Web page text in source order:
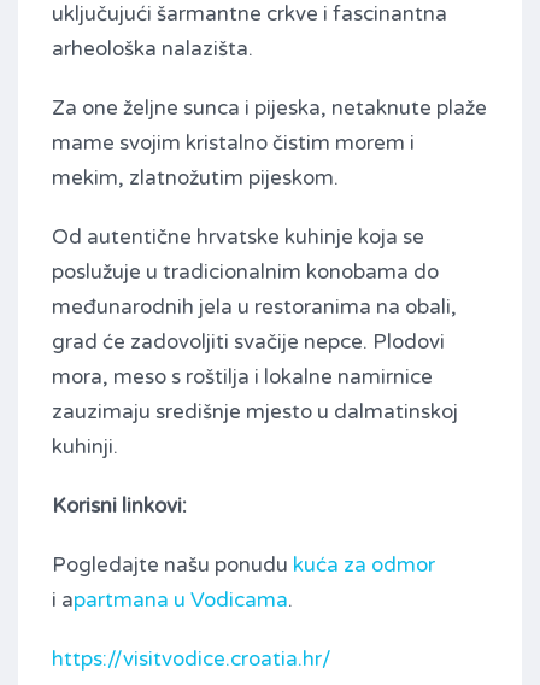
uključujući šarmantne crkve i fascinantna
arheološka nalazišta.
Za one željne sunca i pijeska, netaknute plaže
mame svojim kristalno čistim morem i
mekim, zlatnožutim pijeskom.
Od autentične hrvatske kuhinje koja se
poslužuje u tradicionalnim konobama do
međunarodnih jela u restoranima na obali,
grad će zadovoljiti svačije nepce. Plodovi
mora, meso s roštilja i lokalne namirnice
zauzimaju središnje mjesto u dalmatinskoj
kuhinji.
Korisni linkovi:
Pogledajte našu ponudu kuća za odmor
i apartmana u Vodicama.
https://visitvodice.croatia.hr/